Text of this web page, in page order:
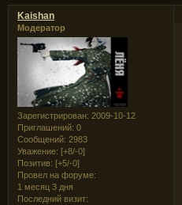
Kaishan
Модератор
Зарегистрирован: 2009-10-12
Приглашений: 0
Сообщений: 2983
Уважение: [+8/-0]
Позитив: [+5/-0]
Провел на форуме:
1 месяц 3 дня
Последний визит: